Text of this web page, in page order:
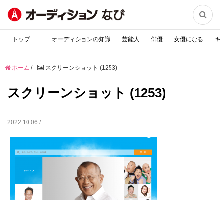

トップ オーディションの知識 芸能人 俳優 女優になる
ホーム / スクリーンショット (1253)
スクリーンショット (1253)
2022.10.06 /